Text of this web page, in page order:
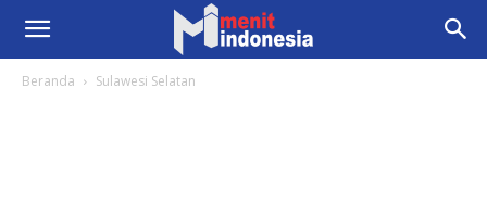
Beranda Sulawesi Selatan